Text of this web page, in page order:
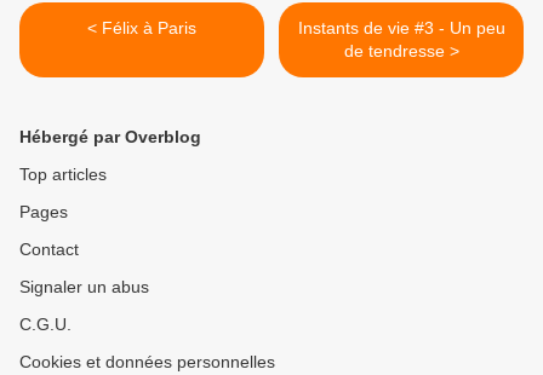
< Félix à Paris
Instants de vie #3 - Un peu
de tendresse >
Hébergé par Overblog
Top articles
Pages
Contact
Signaler un abus
C.G.U.
Cookies et données personnelles